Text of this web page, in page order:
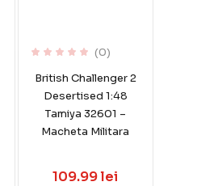
(0)
British Challenger 2
Desertised 1:48
Tamiya 32601 –
Macheta Militara
109.99 lei